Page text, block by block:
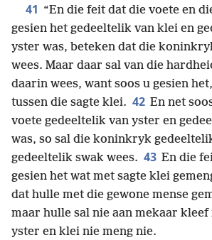
41 “En die feit dat die voete en
gesien het gedeeltelik van klei en
yster was, beteken dat die
wees. Maar daar sal van die
daarin wees, want soos u gesien
tussen die sagte klei. 42 En net
voete gedeeltelik van yster en
was, so sal die koninkryk
gedeeltelik swak wees. 43 En die
gesien het wat met sagte klei
dat hulle met die gewone mense
maar hulle sal nie aan mekaar kleef
yster en klei nie meng nie.